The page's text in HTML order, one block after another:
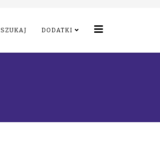
SZUKAJ DODATKI